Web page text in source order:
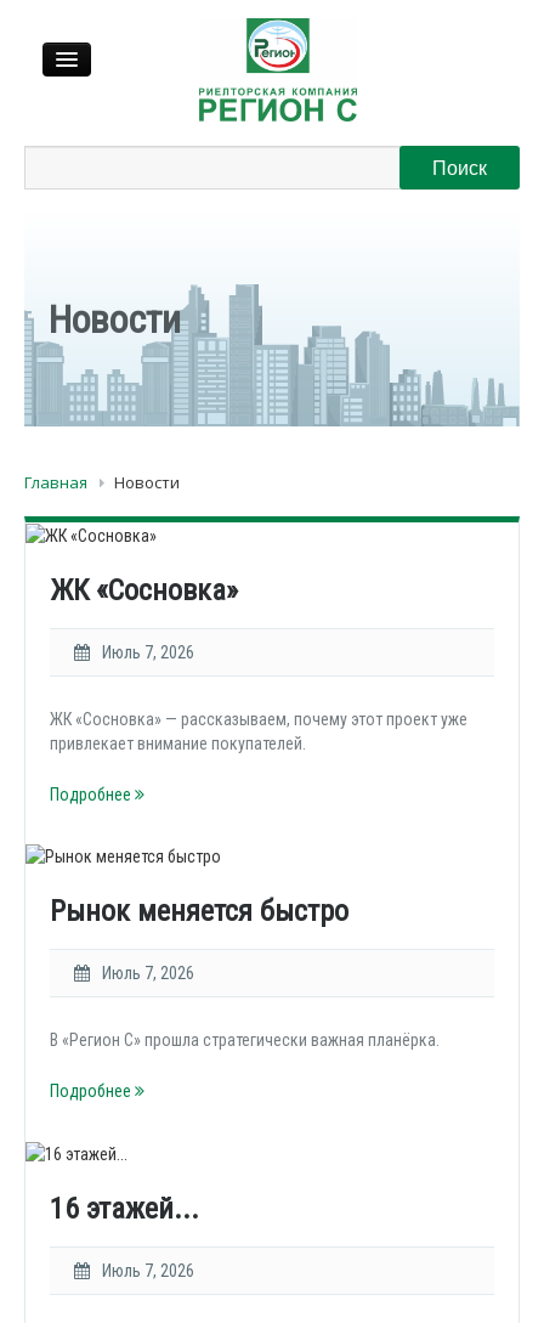
Регионы
Новости
Главная Новости
ЖК «Сосновка»
Июль 7, 2026
ЖК «Сосновка» — рассказываем, почему этот проект уже
привлекает внимание покупателей.
Подробнее
Рынок меняется быстро
Июль 7, 2026
В «Регион С» прошла стратегически важная планёрка.
Подробнее
16 этажей...
Июль 7, 2026